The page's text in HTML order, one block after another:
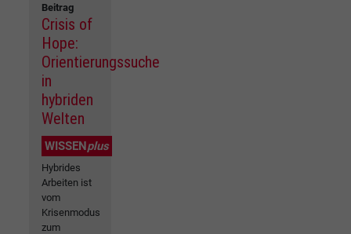
Beitrag
Crisis of
Hope:
Orientierungssuche
in
hybriden
Welten
WISSENplus
Hybrides
Arbeiten ist
vom
Krisenmodus
zum